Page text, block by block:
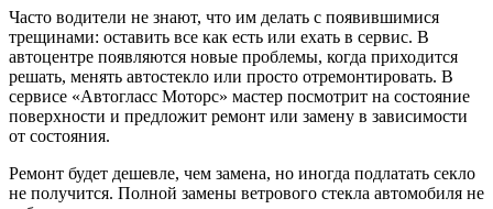
Часто водители не знают, что им делать с появившимися
трещинами: оставить все как есть или ехать в сервис. В
автоцентре появляются новые проблемы, когда приходится
решать, менять автостекло или просто отремонтировать. В
сервисе «Автогласс Моторс» мастер посмотрит на состояние
поверхности и предложит ремонт или замену в зависимости
от состояния.
Ремонт будет дешевле, чем замена, но иногда подлатать секло
не получится. Полной замены ветрового стекла автомобиля не